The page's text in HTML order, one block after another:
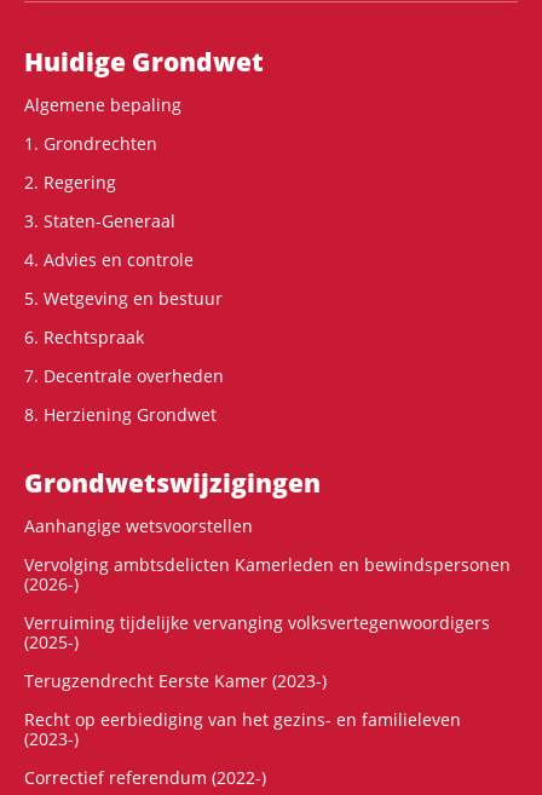
Hoofdnavigatie
Huidige Grondwet
Algemene bepaling
1. Grondrechten
2. Regering
3. Staten-Generaal
4. Advies en controle
5. Wetgeving en bestuur
6. Rechtspraak
7. Decentrale overheden
8. Herziening Grondwet
Grondwets­wijzigingen
Aanhangige wetsvoorstellen
Vervolging ambtsdelicten Kamerleden en bewindspersonen
(2026-)
Verruiming tijdelijke vervanging volksvertegenwoordigers
(2025-)
Terugzendrecht Eerste Kamer (2023-)
Recht op eerbiediging van het gezins- en familieleven
(2023-)
Correctief referendum (2022-)